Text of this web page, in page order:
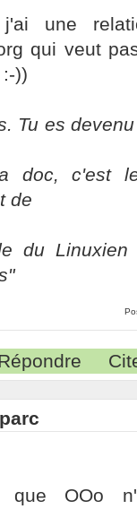
une
qui veut
))
Tu es
doc, c'est
de
du Linuxien
que OOo